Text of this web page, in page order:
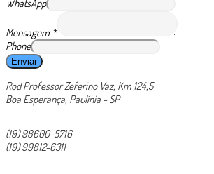
WhatsApp
Mensagem *
Phone
Enviar
Rod Professor Zeferino Vaz, Km 124,5
Boa Esperança, Paulínia - SP
(19) 98600-5716
(19) 99812-6311